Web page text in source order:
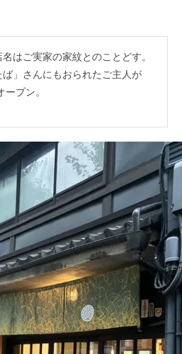
はご実家の家紋とのことどす。
ば」さんにもおられたご主人が
ープン。